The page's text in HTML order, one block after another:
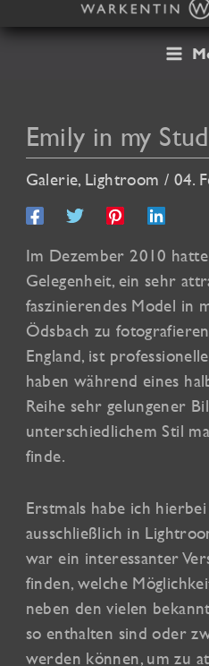
Inhalt
Emily in my
Galerie, Lightroom / 04.
Im Dezember 2010
Gelegenheit, ein sehr
faszinierendes Model in
Ödsbach zu
England, ist
haben während eines
Reihe sehr gelungener
unterschiedlichem Stil
finde.
Erstmals habe ich
ausschließlich in
war ein interessanter
finden, welche
neben den vielen
so enthalten sind oder
werden können, um zu